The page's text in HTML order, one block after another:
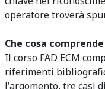
operatore troverà
Che cosa
Il corso FAD ECM
riferimenti
l'argomento, tre casi